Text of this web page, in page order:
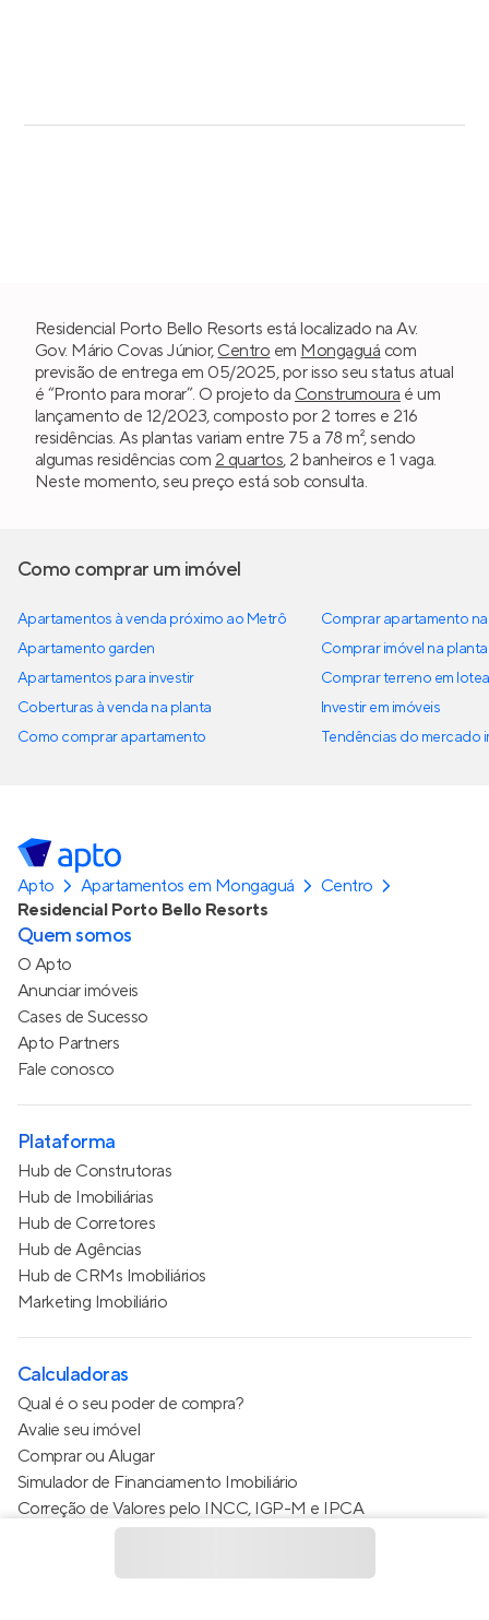
Residencial Porto Bello Resorts está localizado na Av.
Gov. Mário Covas Júnior, Centro em Mongaguá com
previsão de entrega em 05/2025, por isso seu status atual
é “Pronto para morar”. O projeto da Construmoura é um
lançamento de 12/2023, composto por 2 torres e 216
residências. As plantas variam entre 75 a 78 m², sendo
algumas residências com 2 quartos, 2 banheiros e 1 vaga.
Neste momento, seu preço está sob consulta.
Como comprar um imóvel
Apartamentos à venda próximo ao Metrô
Apartamento garden
Apartamentos para investir
Coberturas à venda na planta
Como comprar apartamento
Comprar apartamento
Comprar imóvel na planta
Comprar terreno em
Investir em imóveis
Tendências do mercado
Apto Apartamentos em Mongaguá
Centro
Residencial Porto Bello Resorts
Quem somos
O Apto
Anunciar imóveis
Cases de Sucesso
Apto Partners
Fale conosco
Plataforma
Hub de Construtoras
Hub de Imobiliárias
Hub de Corretores
Hub de Agências
Hub de CRMs Imobiliários
Marketing Imobiliário
Calculadoras
Qual é o seu poder de compra?
Avalie seu imóvel
Comprar ou Alugar
Simulador de Financiamento Imobiliário
Correção de Valores pelo INCC, IGP-M e IPCA
Estimativa de valor do condomínio